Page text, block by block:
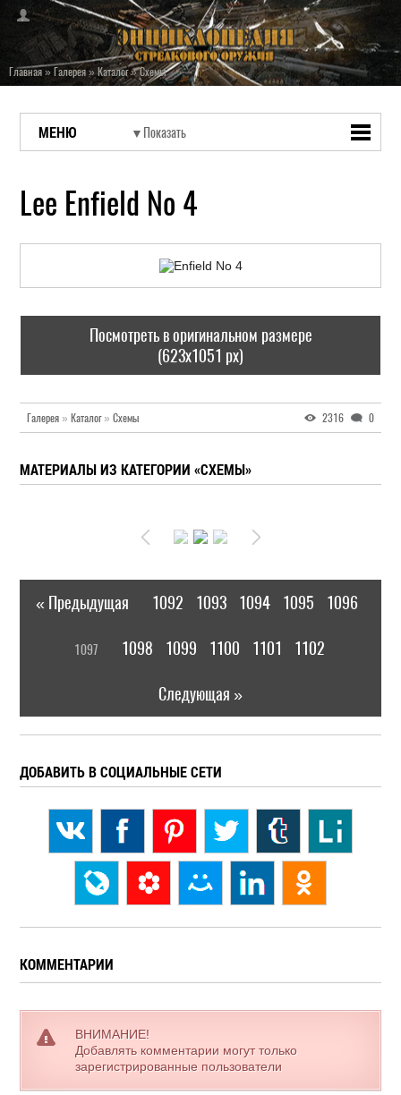
Главная»Галерея»Каталог»Схемы
МЕНЮ
Lee Enfield No 4
Посмотреть в оригинальном размере
(623x1051 px)
Галерея » Каталог» Схемы 2316 0
МАТЕРИАЛЫ ИЗ КАТЕГОРИИ «СХЕМЫ»
« Предыдущая 1092 1093 1094 1095 1096
1097 1098 1099 1100 1101 1102
Следующая »
ДОБАВИТЬ В СОЦИАЛЬНЫЕ СЕТИ
КОММЕНТАРИИ
ВНИМАНИЕ!
Добавлять комментарии могут только
зарегистрированные пользователи